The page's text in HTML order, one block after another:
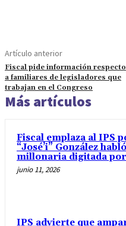
Artículo anterior
Fiscal pide información respecto
a familiares de legisladores que
trabajan en el Congreso
Más artículos
Fiscal emplaza al IPS
“José’i” González
millonaria digitada
junio 11, 2026
IPS advierte que